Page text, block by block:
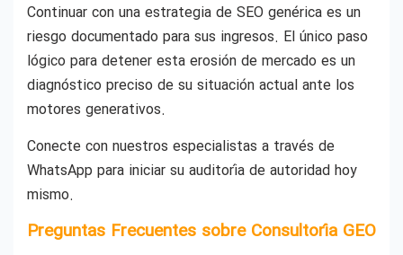
Continuar con una estrategia de SEO genérica es un
riesgo documentado para sus ingresos. El único paso
lógico para detener esta erosión de mercado es un
diagnóstico preciso de su situación actual ante los
motores generativos.
Conecte con nuestros especialistas a través de
WhatsApp para iniciar su auditoría de autoridad hoy
mismo.
Preguntas Frecuentes sobre Consultoría GEO